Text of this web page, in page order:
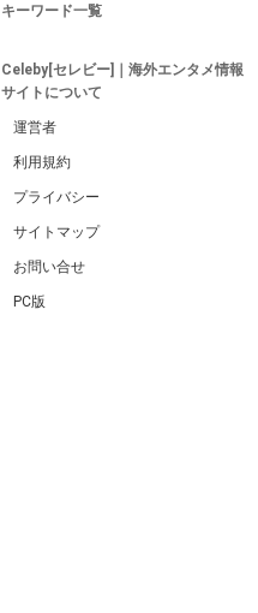
キーワード一覧
Celeby[セレビー]｜海外エンタメ情報
サイトについて
運営者
利用規約
プライバシー
サイトマップ
お問い合せ
PC版